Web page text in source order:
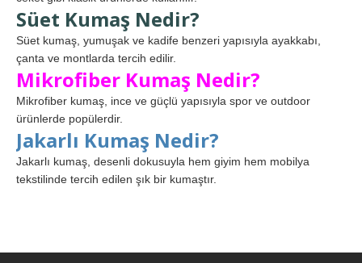
Süet Kumaş Nedir?
Süet kumaş, yumuşak ve kadife benzeri yapısıyla ayakkabı,
çanta ve montlarda tercih edilir.
Mikrofiber Kumaş Nedir?
Mikrofiber kumaş, ince ve güçlü yapısıyla spor ve outdoor
ürünlerde popülerdir.
Jakarlı Kumaş Nedir?
Jakarlı kumaş, desenli dokusuyla hem giyim hem mobilya
tekstilinde tercih edilen şık bir kumaştır.